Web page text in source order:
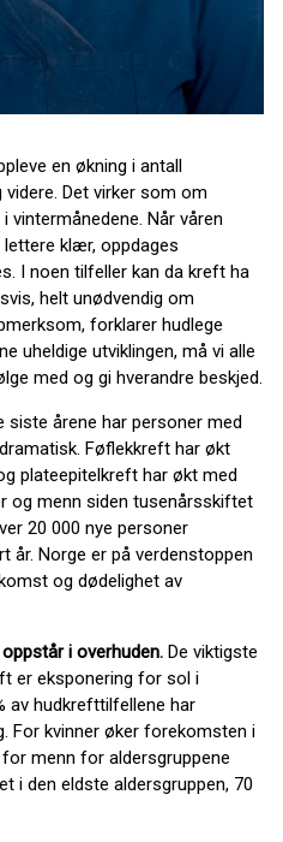
en økning i antall
Det virker som om
vintermånedene. Når våren
klær, oppdages
I noen tilfeller kan da kreft ha
helt unødvendig om
forklarer hudlege
uheldige utviklingen, må vi alle
med og gi hverandre beskjed.
siste årene har personer med
Føflekkreft har økt
plateepitelkreft har økt med
og menn siden tusenårsskiftet
20 000 nye personer
år. Norge er på verdenstoppen
og dødelighet av
i overhuden. De viktigste
er eksponering for sol i
av hudkrefttilfellene har
For kvinner øker forekomsten i
menn for aldersgruppene
i den eldste aldersgruppen, 70